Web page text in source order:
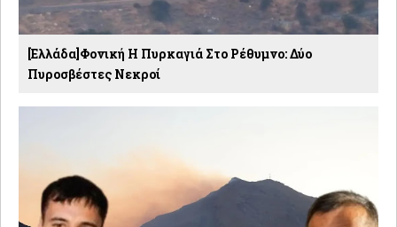
[Ελλάδα]Φονική Η Πυρκαγιά Στο Ρέθυμνο: Δύο
Πυροσβέστες Νεκροί